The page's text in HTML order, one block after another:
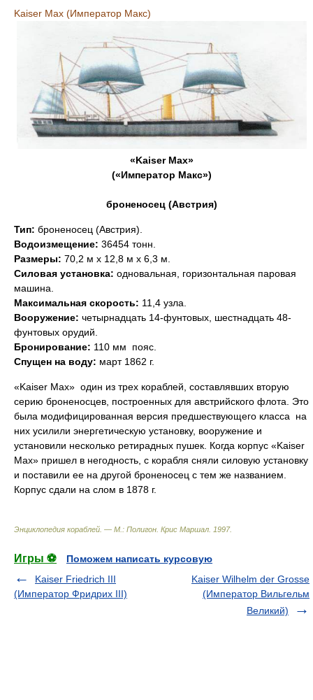
Kaiser Max (Император Макс)
«Kaiser Max»
(«Император Макс»)
броненосец (Австрия)
Тип: броненосец (Австрия).
Водоизмещение: 36454 тонн.
Размеры: 70,2 м х 12,8 м х 6,3 м.
Силовая установка: одновальная, горизонтальная паровая
машина.
Максимальная скорость: 11,4 узла.
Вооружение: четырнадцать 14-фунтовых, шестнадцать 48-
фунтовых орудий.
Бронирование: 110 мм  пояс.
Спущен на воду: март 1862 г.
«Kaiser Max»  один из трех кораблей, составлявших вторую
серию броненосцев, построенных для австрийского флота. Это
была модифицированная версия предшествующего класса  на
них усилили энергетическую установку, вооружение и
установили несколько ретирадных пушек. Когда корпус «Kaiser
Max» пришел в негодность, с корабля сняли силовую установку
и поставили ее на другой броненосец с тем же названием.
Корпус сдали на слом в 1878 г.
Энциклопедия кораблей. — М.: Полигон Крис Маршал 1997.
Игры ⚽
Поможем написать курсовую
Kaiser Friedrich III
(Император Фридрих III)
Kaiser Wilhelm der Grosse
(Император Вильгельм
Великий)